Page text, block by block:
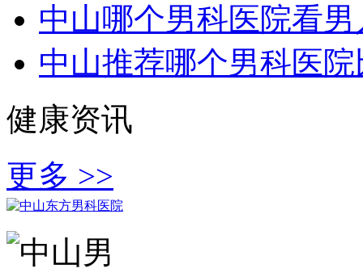
中山哪个男科医院看
中山推荐哪个男科医院
健康资讯
更多 >>